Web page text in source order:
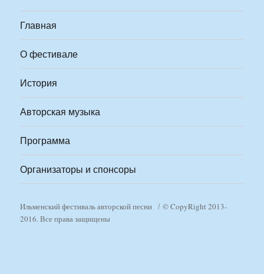
Главная
О фестивале
История
Авторская музыка
Программа
Организаторы и спонсоры
Ильменский фестиваль авторской песни
© CopyRight 2013-
2016. Все права защищены